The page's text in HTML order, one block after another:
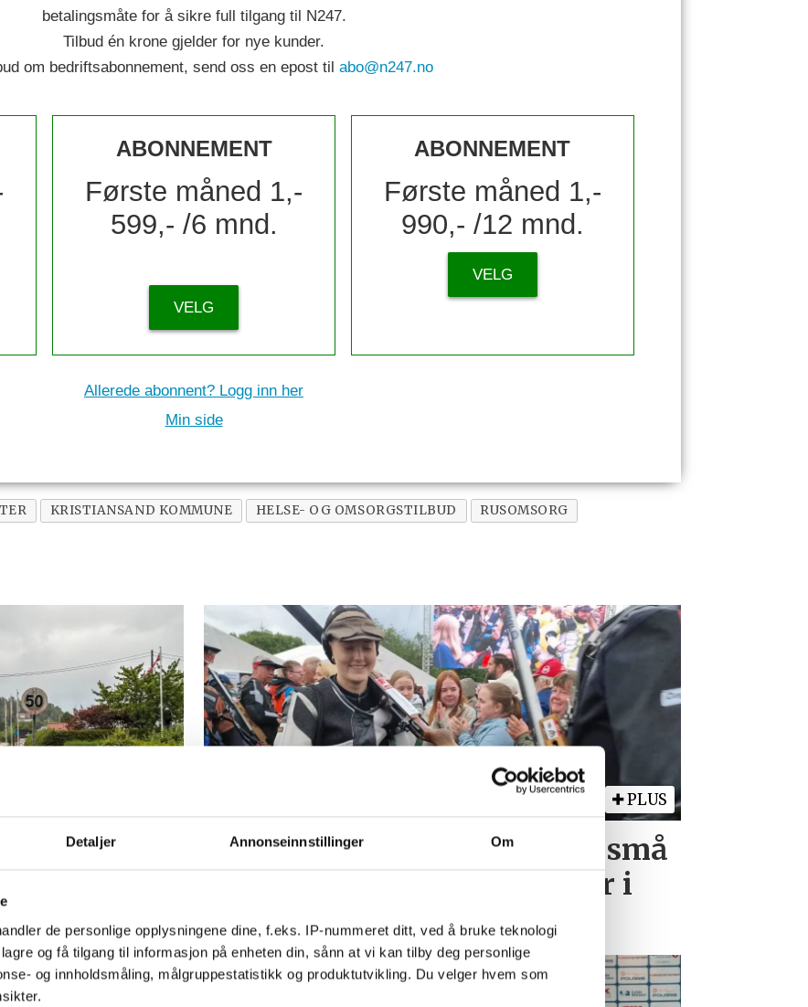
Detaljer Annonseinnstillinger Om
de personlige opplysningene dine, f.eks. IP-nummeret ditt, ved å bruke teknologi
og få tilgang til informasjon på enheten din, sånn at vi kan tilby deg personlige
og innholdsmåling, målgruppestatistikk og produktutvikling. Du velger hvem som
betalingsmåte for å sikre full tilgang til N247.
Tilbud én krone gjelder for nye kunder.
om bedriftsabonnement, send oss en epost til abo@n247.no
ABONNEMENT
Første måned 1,-
599,- /6 mnd.
VELG
ABONNEMENT
Første måned 1,-
990,- /12 mnd.
VELG
Allerede abonnent? Logg inn her
Min side
KRISTIANSAND KOMMUNE HELSE- OG OMSORGSTILBUD
RUSOMSORG
PLUS
Vant ungdomslaget på LS - små
marginer da Kongelaget var i
aksjon